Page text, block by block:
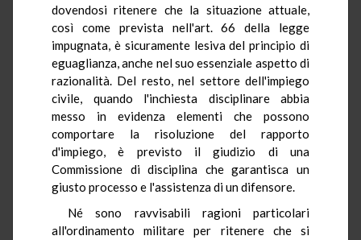
dovendosi ritenere che la situazione attuale,
così come prevista nell'art. 66 della legge
impugnata, è sicuramente lesiva del principio di
eguaglianza, anche nel suo essenziale aspetto di
razionalità. Del resto, nel settore dell'impiego
civile, quando l'inchiesta disciplinare abbia
messo in evidenza elementi che possono
comportare la risoluzione del rapporto
d'impiego, è previsto il giudizio di una
Commissione di disciplina che garantisca un
giusto processo e l'assistenza di un difensore.
Né sono ravvisabili ragioni particolari
all'ordinamento militare per ritenere che si